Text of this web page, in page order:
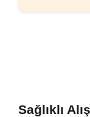
Sağlıklı